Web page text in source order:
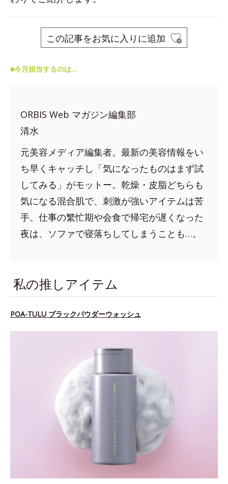
この記事をお気に入りに追加
■今月担当するのは…
ORBIS Web マガジン編集部
清水
元美容メディア編集者。最新の美容情報をい
ち早くキャッチし「気になったものはまず試
してみる」がモットー。乾燥・皮脂どちらも
気になる混合肌で、刺激が強いアイテムは苦
手。仕事の繁忙期や会食で帰宅が遅くなった
夜は、ソファで寝落ちしてしまうことも…。
私の推しアイテム
POA-TULU ブラックパウダーウォッシュ